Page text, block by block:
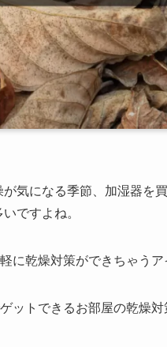
が気になる季節、加湿器
ですよね。
に乾燥対策ができちゃう
ットできるお部屋の乾燥